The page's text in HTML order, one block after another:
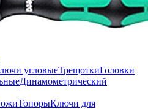
угловыеТрещоткиГоловки
Динамометрический
ТопорыКлючи для